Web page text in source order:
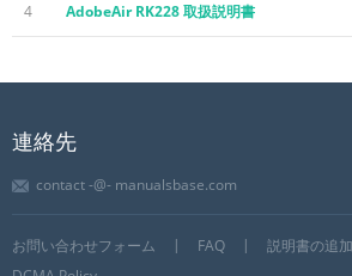
4 AdobeAir RK228 取扱説明書
連絡先
contact -@- manualsbase.com
お問い合わせフォーム FAQ
説明書の追